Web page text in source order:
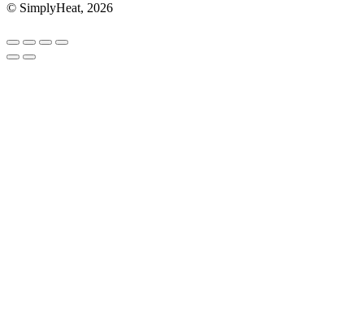
© SimplyHeat, 2026